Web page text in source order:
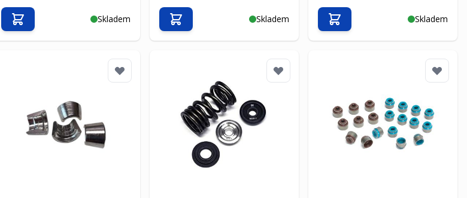
Skladem
Přidat do košíku Skladem
Přidat do košíku Skladem
Přidat do košíku